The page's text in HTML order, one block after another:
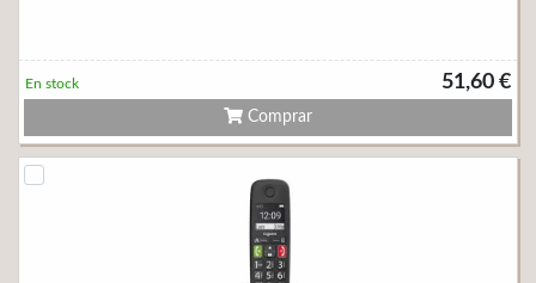
51,60 €
En stock
Comprar